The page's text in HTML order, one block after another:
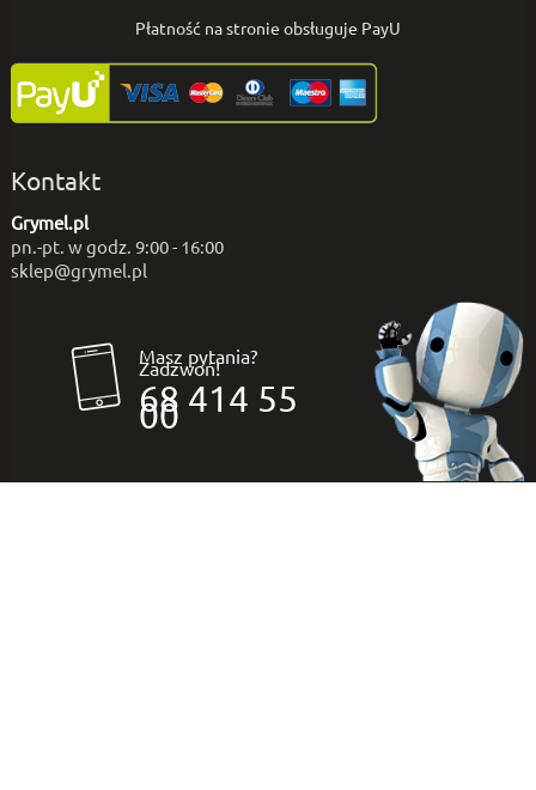
Płatność na stronie obsługuje PayU
Kontakt
Grymel.pl
pn.-pt. w godz. 9:00 - 16:00
sklep@grymel.pl
Masz pytania?
Zadzwoń!
68 414 55
00